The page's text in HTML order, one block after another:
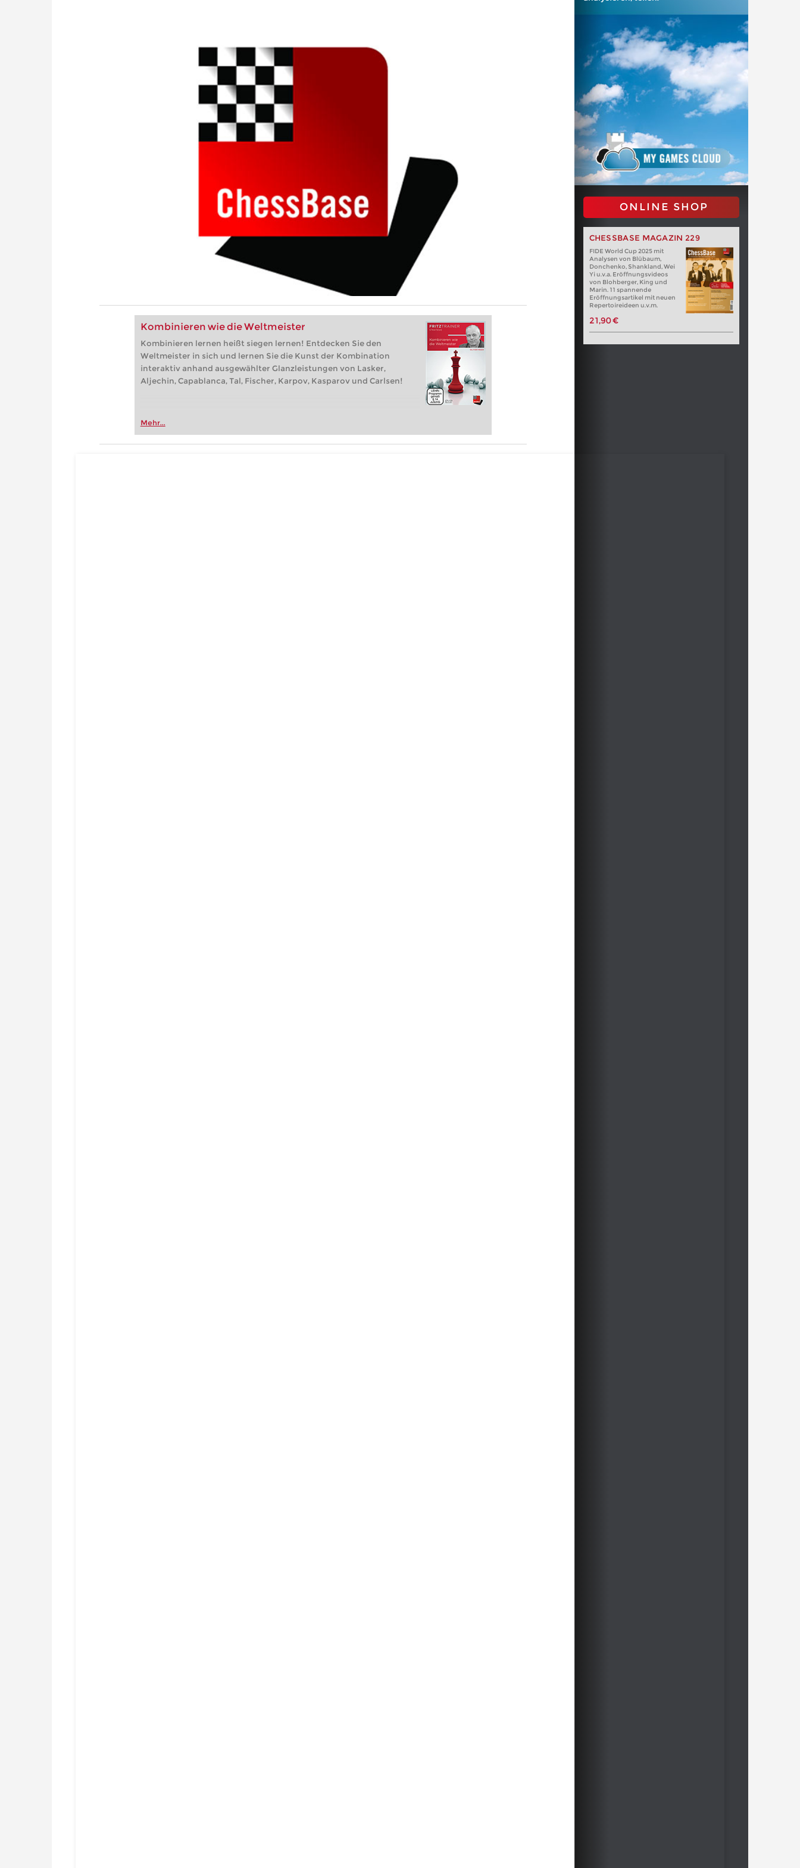
Kombinieren wie die Weltmeister
Kombinieren lernen heißt siegen lernen! Entdecken Sie den
Weltmeister in sich und lernen Sie die Kunst der Kombination
interaktiv anhand ausgewählter Glanzleistungen von Lasker,
Aljechin, Capablanca, Tal, Fischer, Karpov, Kasparov und Carlsen!
Mehr...
ONLINE SHOP
CHESSBASE MAGAZIN 229
FIDE World Cup 2025 mit
Analysen von Blübaum,
Donchenko, Shankland, Wei
Yi u.v.a. Eröffnungsvideos
von Blohberger, King und
Marin. 11 spannende
Eröffnungsartikel mit neuen
Repertoireideen u.v.m.
21,90 €